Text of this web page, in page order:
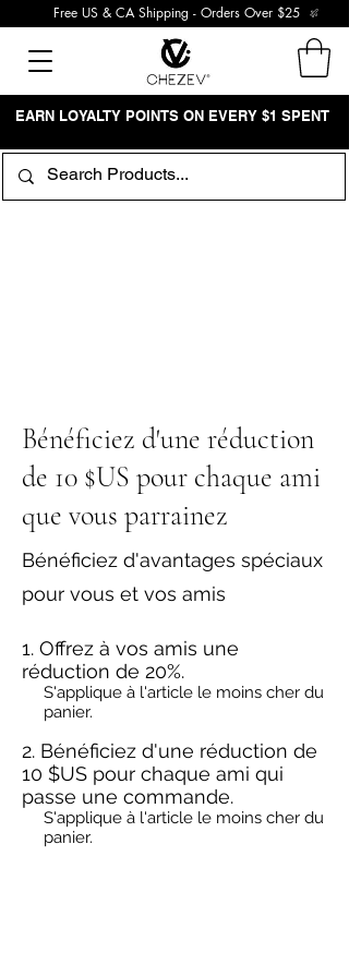
Free US & CA Shipping - Orders Over $25
EARN LOYALTY POINTS ON EVERY $1 SPENT
Bénéficiez d'une réduction
de 10 $US pour chaque ami
que vous parrainez
Bénéficiez d'avantages spéciaux
pour vous et vos amis
Offrez à vos amis une
réduction de 20%.
S'applique à l'article le moins cher du
panier.
Bénéficiez d'une réduction de
10 $US pour chaque ami qui
passe une commande.
S'applique à l'article le moins cher du
panier.